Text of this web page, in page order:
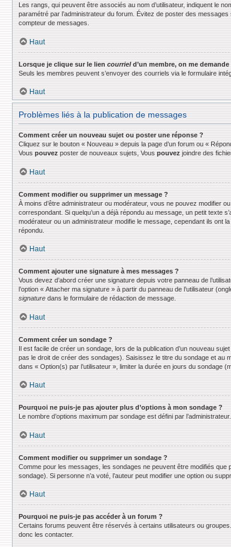
Les rangs, qui peuvent être associés au nom d’utilisateur, indiquent le
paramétré par l’administrateur du forum. Évitez de poster des
compteur de messages.
Haut
Lorsque je clique sur le lien courrield’un membre, on me
Seuls les membres peuvent s’envoyer des courriels via le formulaire
Haut
Problèmes liés à la publication de messages
Comment créer un nouveau sujet ou poster une réponse ?
Cliquez sur le bouton « Nouveau » depuis la page d’un forum ou «
Vous pouvez poster de nouveaux sujets, Vous pouvez joindre des
Haut
Comment modifier ou supprimer un message ?
À moins d’être administrateur ou modérateur, vous ne pouvez modifier
correspondant. Si quelqu’un a déjà répondu au message, un petit texte
modérateur ou un administrateur modifie le message, cependant ils ont
répondu.
Haut
Comment ajouter une signature à mes messages ?
Vous devez d’abord créer une signature depuis votre panneau de
l’option « Attacher ma signature » à partir du panneau de l’utilisateur
signature dans le formulaire de rédaction de message.
Haut
Comment créer un sondage ?
Il est facile de créer un sondage, lors de la publication d’un nouveau
pas le droit de créer des sondages). Saisissez le titre du sondage et au
dans « Option(s) par l’utilisateur », limiter la durée en jours du sondage
Haut
Pourquoi ne puis-je pas ajouter plus d’options à mon sondage ?
Le nombre d’options maximum par sondage est défini par
Haut
Comment modifier ou supprimer un sondage ?
Comme pour les messages, les sondages ne peuvent être modifiés que
sondage). Si personne n’a voté, l’auteur peut modifier une option ou
Haut
Pourquoi ne puis-je pas accéder à un forum ?
Certains forums peuvent être réservés à certains utilisateurs ou
donc les contacter.